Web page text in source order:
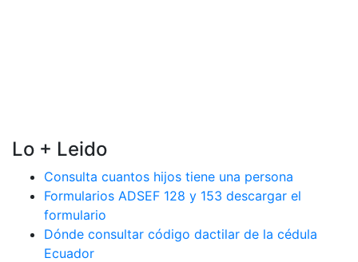
Lo + Leido
Consulta cuantos hijos tiene una persona
Formularios ADSEF 128 y 153 descargar el
formulario
Dónde consultar código dactilar de la cédula
Ecuador